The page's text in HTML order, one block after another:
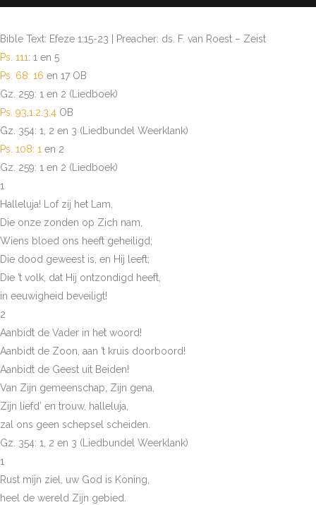
Bible Text: Efeze 1:15-23 | Preacher: ds. F. van Roest – Zeist
Ps. 111: 1 en 5
Ps. 68: 16 en 17 OB
Gz. 259: 1 en 2 (Liedboek)
Ps. 93 1.2 3.4 OB
Gz. 354: 1, 2 en 3 (Liedbundel Weerklank)
Ps. 108: 1 en 2
Gz. 259: 1 en 2 (Liedboek)
1
Halleluja! Lof zij het Lam,
Die onze zonden op Zich nam,
Wiens bloed ons heeft geheiligd;
Die dood geweest is, en Hij leeft;
Die ’t volk, dat Hij ontzondigd heeft,
in eeuwigheid beveiligt!
2
Aanbidt de Vader in het woord!
Aanbidt de Zoon, aan ’t kruis doorboord!
Aanbidt de Geest uit Beiden!
Van Zijn gemeenschap, Zijn gena,
Zijn liefd’ en trouw, halleluja,
zal ons geen schepsel scheiden.
Gz. 354: 1, 2 en 3 (Liedbundel Weerklank)
1
Rust mijn ziel, uw God is Koning,
heel de wereld Zijn gebied.